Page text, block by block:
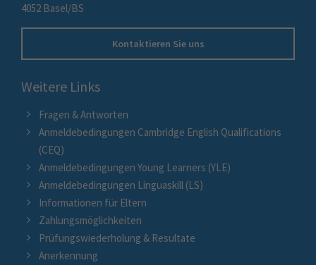
4052 Basel/BS
Kontaktieren Sie uns
Weitere Links
Fragen & Antworten
Anmeldebedingungen Cambridge English Qualifications
(CEQ)
Anmeldebedingungen Young Learners (YLE)
Anmeldebedingungen Linguaskill (LS)
Informationen für Eltern
Zahlungsmöglichkeiten
Prüfungswiederholung & Resultate
Anerkennung